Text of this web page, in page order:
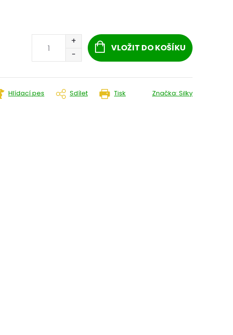
VLOŽIT DO KOŠÍKU
Tisk
Hlídací pes Sdílet Značka: Silky